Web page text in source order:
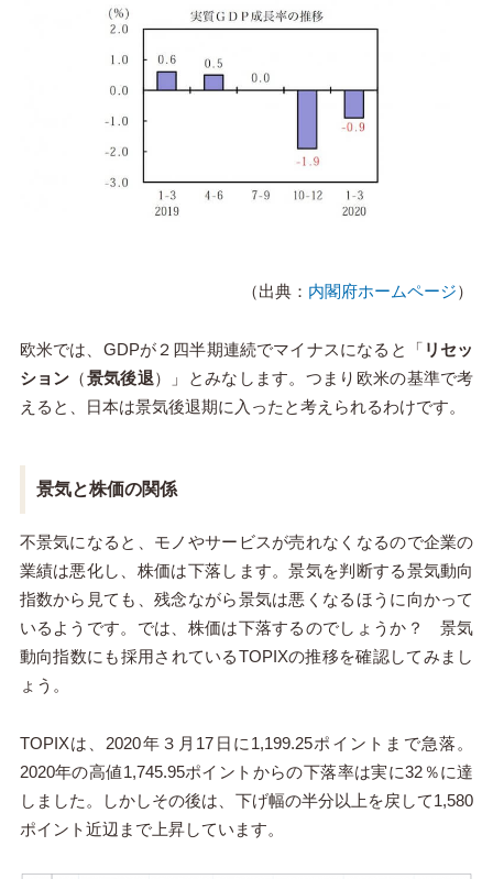
（出典： 内閣府ホームページ）
欧米では、GDPが２四半期連続でマイナスになると「 リセッ
ション （景気後退）」とみなします。つまり欧米の基準で考
えると、日本は景気後退期に入ったと考えられるわけです。
景気と株価の関係
不景気になると、モノやサービスが売れなくなるので企業の
業績は悪化し、株価は下落します。景気を判断する景気動向
指数から見ても、残念ながら景気は悪くなるほうに向かって
いるようです。では、株価は下落するのでしょうか？ 景気
動向指数にも採用されているTOPIXの推移を確認してみまし
ょう。
TOPIXは、2020年３月17日に1,199.25ポイントまで急落。
2020年の高値1,745.95ポイントからの下落率は実に32％に達
しました。しかしその後は、下げ幅の半分以上を戻して1,580
ポイント近辺まで上昇しています。